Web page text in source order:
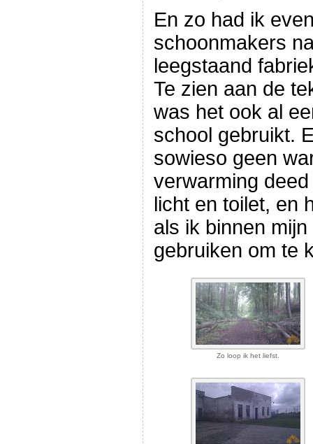
En zo had ik
schoonmakers
leegstaand
Te zien aan de
was het ook al
school gebruikt.
sowieso geen
verwarming
licht en toilet, en
als ik binnen
gebruiken om te
Zo loop ik het liefst.